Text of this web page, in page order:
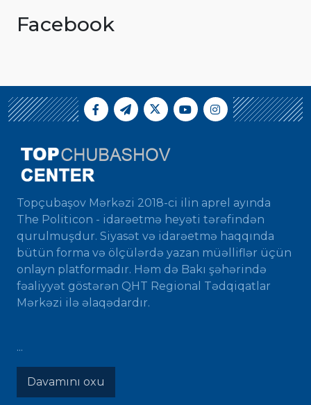
Facebook
Topçubaşov Mərkəzi 2018-ci ilin aprel ayında
The Politicon - idarəetmə heyəti tərəfindən
qurulmuşdur. Siyasət və idarəetmə haqqında
bütün forma və ölçülərdə yazan müəlliflər üçün
onlayn platformadır. Həm də Bakı şəhərində
fəaliyyət göstərən QHT Regional Tədqiqatlar
Mərkəzi ilə əlaqədardır.
...
Davamını oxu